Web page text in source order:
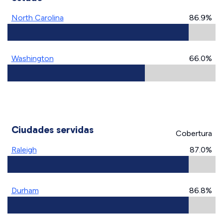
North Carolina 86.9%
Washington 66.0%
Ciudades servidas
Cobertura
Raleigh
87.0%
Durham 86.8%